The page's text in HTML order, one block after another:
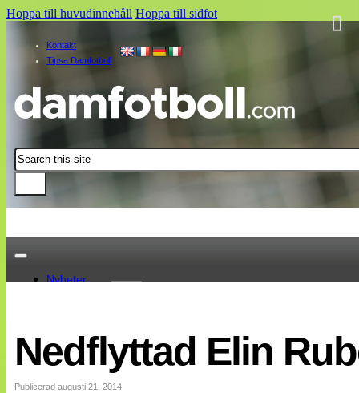
Hoppa till huvudinnehåll Hoppa till sidfot
Kontakt
Tipsa Damfotboll
Sök
Nyheter
Landslaget
EM 2013
Internationellt
Bildreportage
Nedflyttad Elin
Publicerad augusti 21, 2014